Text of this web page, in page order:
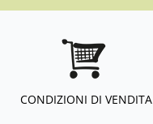
CONDIZIONI DI VENDITA